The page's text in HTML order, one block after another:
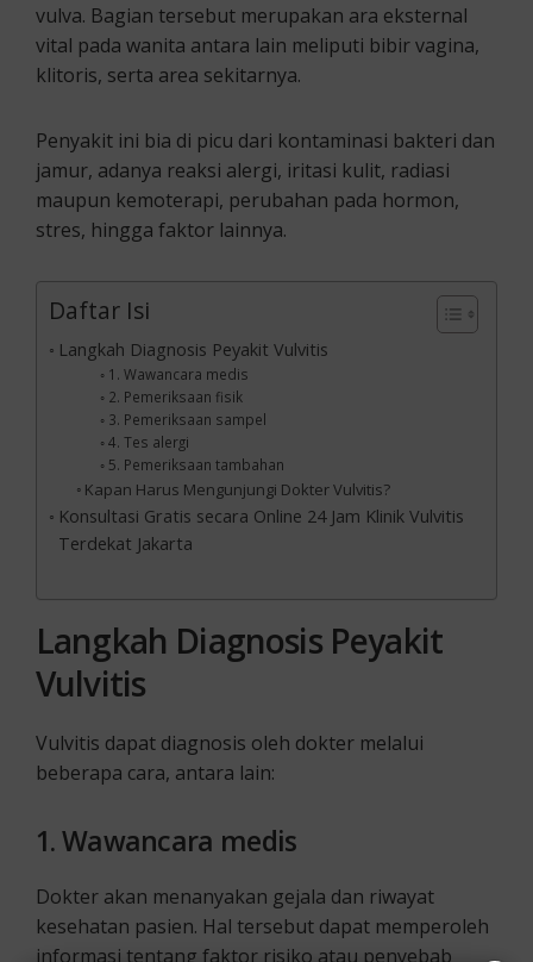
vulva. Bagian tersebut merupakan ara eksternal
vital pada wanita antara lain meliputi bibir vagina,
klitoris, serta area sekitarnya.
Penyakit ini bia di picu dari kontaminasi bakteri dan
jamur, adanya reaksi alergi, iritasi kulit, radiasi
maupun kemoterapi, perubahan pada hormon,
stres, hingga faktor lainnya.
Daftar Isi
Langkah Diagnosis Peyakit Vulvitis
1. Wawancara medis
2. Pemeriksaan fisik
3. Pemeriksaan sampel
4. Tes alergi
5. Pemeriksaan tambahan
Kapan Harus Mengunjungi Dokter Vulvitis?
Konsultasi Gratis secara Online 24 Jam Klinik Vulvitis
Terdekat Jakarta
Langkah Diagnosis Peyakit
Vulvitis
Vulvitis dapat diagnosis oleh dokter melalui
beberapa cara, antara lain:
1.Wawancara medis
Dokter akan menanyakan gejala dan riwayat
kesehatan pasien. Hal tersebut dapat memperoleh
informasi tentang faktor risiko atau penyebab